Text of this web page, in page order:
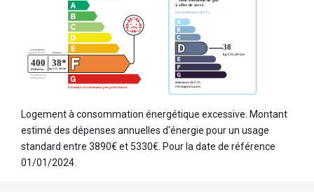
Logement à consommation énergétique excessive. Montant
estimé des dépenses annuelles d'énergie pour un usage
standard entre 3890€ et 5330€. Pour la date de référence
01/01/2024.